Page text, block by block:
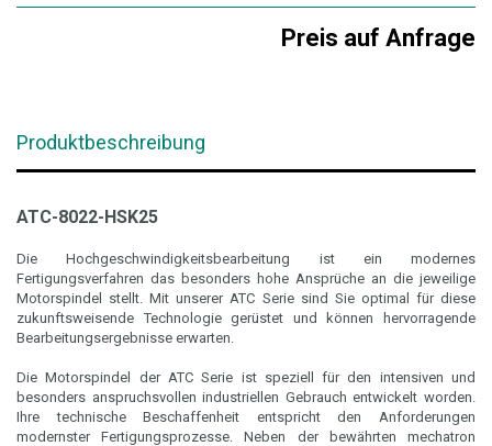
Preis auf Anfrage
Produktbeschreibung
ATC-8022-HSK25
Die Hochgeschwindigkeitsbearbeitung ist ein modernes
Fertigungsverfahren das besonders hohe Ansprüche an die jeweilige
Motorspindel stellt. Mit unserer ATC Serie sind Sie optimal für diese
zukunftsweisende Technologie gerüstet und können hervorragende
Bearbeitungsergebnisse erwarten.
Die Motorspindel der ATC Serie ist speziell für den intensiven und
besonders anspruchsvollen industriellen Gebrauch entwickelt worden.
Ihre technische Beschaffenheit entspricht den Anforderungen
modernster Fertigungsprozesse. Neben der bewährten mechatron